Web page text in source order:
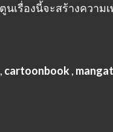
รื่องนี้จะสร้างความ
, cartoonbook,